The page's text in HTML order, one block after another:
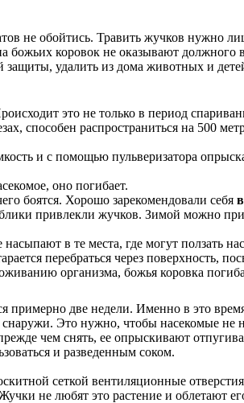
не обойтись. Травить жучков нужно
божьих коровок не оказывают должного
удалить из дома животных и
это не только в период
способен распространиться на 500
и с помощью пульверизатора
оно погибает.
боятся. Хорошо зарекомендовали себя
привлекли жучков. Зимой можно
в те места, где могут ползать
перебраться через поверхность,
организма, божья коровка
примерно две недели. Именно в это
Это нужно, чтобы насекомые не
чем снять, ее опрыскивают
и разведенным соком.
сеткой вентиляционные
не любят это растение и облетают